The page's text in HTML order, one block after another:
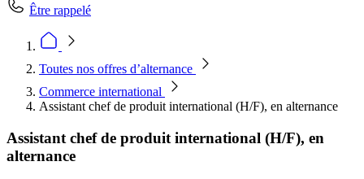
Être rappelé
Toutes nos offres d’alternance
Commerce international
Assistant chef de produit international (H/F), en alternance
Assistant chef de produit international (H/F), en
alternance